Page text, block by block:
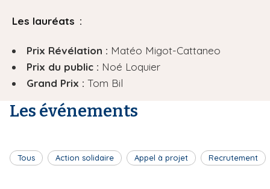
Les lauréats :
Prix Révélation : Matéo Migot-Cattaneo
Prix du public : Noé Loquier
Grand Prix : Tom Bil
Les événements
Tous Action solidaire Appel à projet Recrutement